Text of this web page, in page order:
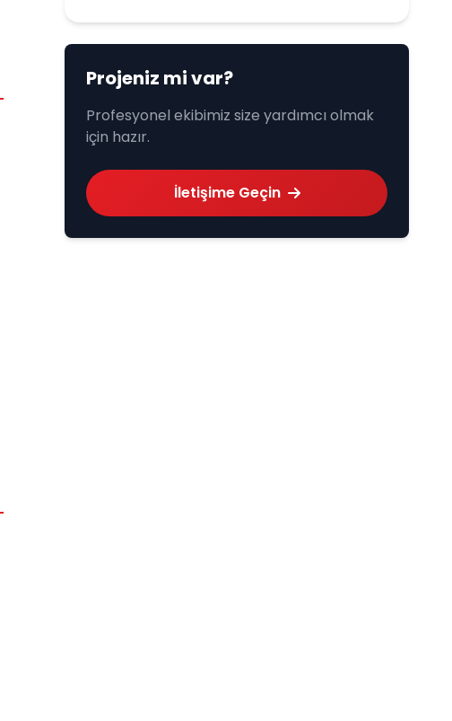
Projeniz mi var?
Profesyonel ekibimiz size yardımcı olmak
için hazır.
İletişime Geçin